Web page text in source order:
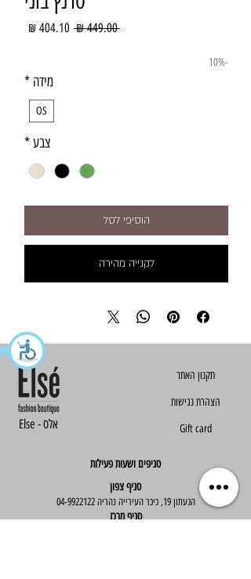
‏449.00 ‏₪
מחיר
-10%
מידה *
OS
צבע*
הוסיפי לסל
לקנייה מהירה
Else - אלס
תקנון האתר​​
הצהרת נגישות
Gift card
סניפים ושעות פעילות
סניף צפון
הגעתון 19, כיכר העירייה נהריה 04-9922122
סניף מרכז